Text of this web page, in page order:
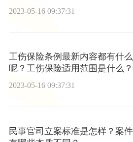
鉴定吗？
2023-05-16 09:37:31
工伤保险条例最新内容都有什么
呢？工伤保险适用范围是什么？
2023-05-16 09:37:31
民事官司立案标准是怎样？案件